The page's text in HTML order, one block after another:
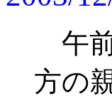
午
方の